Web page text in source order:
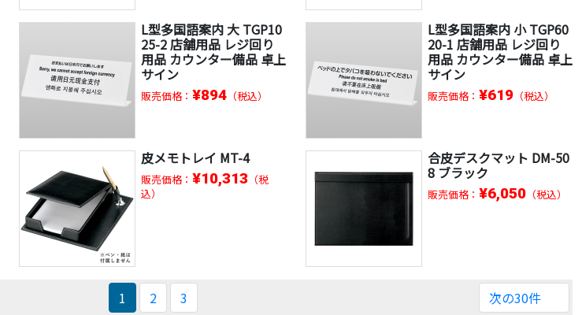
L型多国語案内 大 TGP10
25-2 店舗用品 レジ回り
用品 カウンター備品 卓上
サイン
販売価格：¥894 （税込）
L型多国語案内 小 TGP60
20-1 店舗用品 レジ回り
用品 カウンター備品 卓上
サイン
販売価格： ¥619（税込）
皮メモトレイ MT-4
販売価格：¥10,313 （税
込）
合皮デスクマット DM-50
8 ブラック
販売価格： ¥6,050（税込）
1 2 3 次の30件